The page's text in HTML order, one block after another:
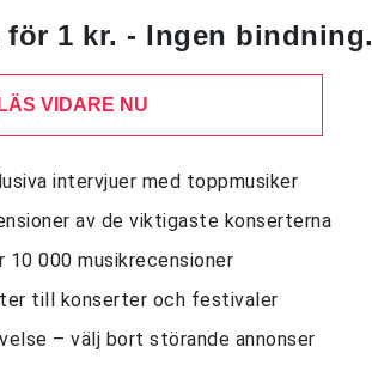
för 1 kr. - Ingen bindning.
LÄS VIDARE NU
intervjuer med toppmusiker
av de viktigaste konserterna
000 musikrecensioner
till konserter och festivaler
– välj bort störande annonser